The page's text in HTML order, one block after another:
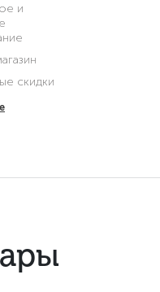
и
скидки